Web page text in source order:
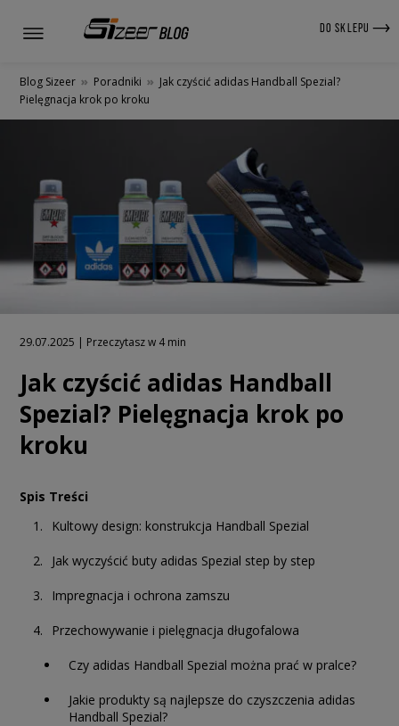
DO SKLEPU
Blog Sizeer » Poradniki » Jak czyścić adidas Handball Spezial?
Pielęgnacja krok po kroku
29.07.2025 | Przeczytasz w 4 min
Jak czyścić adidas Handball
Spezial? Pielęgnacja krok po
kroku
Spis Treści
Kultowy design: konstrukcja Handball Spezial
Jak wyczyścić buty adidas Spezial step by step
Impregnacja i ochrona zamszu
Przechowywanie i pielęgnacja długofalowa
Czy adidas Handball Spezial można prać w pralce?
Jakie produkty są najlepsze do czyszczenia adidas
Handball Spezial?